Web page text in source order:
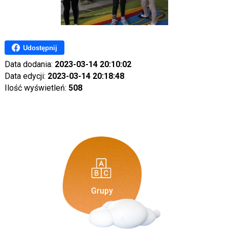
Udostępnij
Data dodania: 2023-03-14 20:10:02
Data edycji: 2023-03-14 20:18:48
Ilość wyświetleń: 508
Grupy